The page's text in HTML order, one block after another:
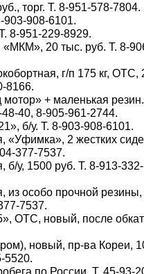
торг. Т. 8-951-578-7804.
903-908-6101.
8-951-229-8929.
20 тыс. руб. Т. 8-
г/п 175 кг, ОТС,
8166.
+ маленькая резин.
40, 8-905-961-2744.
б/у. Т. 8-903-908-6101.
«Уфимка», 2 жестких
377-7537.
б/у, 1500 руб. Т. 8-913-332-
из особо прочной резины,
7537.
ОТС, новый, после
новый, пр-ва Кореи,
5520.
по России. Т. 45-93-